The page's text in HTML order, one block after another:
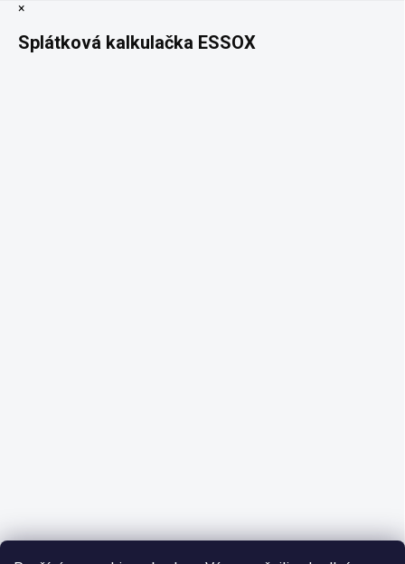
×
Splátková kalkulačka ESSOX